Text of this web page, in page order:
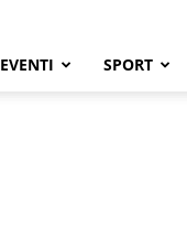
EVENTI SPORT